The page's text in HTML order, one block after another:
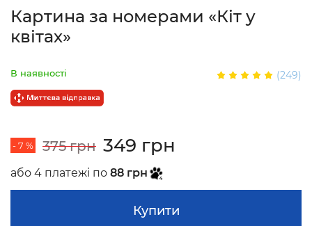
Картина за номерами «Кіт у
квітах»
В наявності (249)
- 7 % 375 грн 349 грн
або 4 платежі по 88 грн
Купити